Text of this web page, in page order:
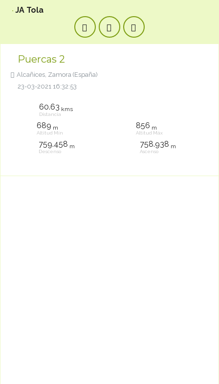
JA Tola
Puercas 2
Alcañices, Zamora (España)
23-03-2021 16:32:53
60.63 kms
Distancia
689 m
Altitud Mín
856 m
Altitud Máx
759.458 m
Descenso
758.938 m
Ascenso